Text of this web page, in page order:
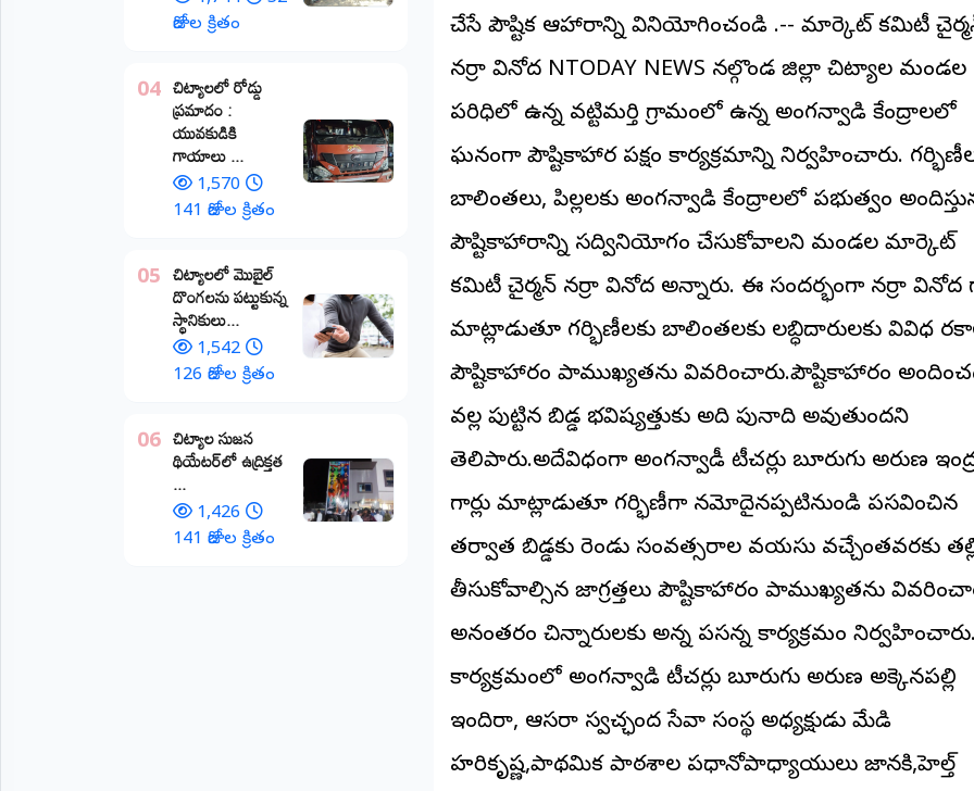
రోజుల క్రితం
04 చిట్యాలలో రోడ్డు
ప్రమాదం :
యువకుడికి
గాయాలు ​...
1,570
141 రోజుల క్రితం
05 చిట్యాలలో మొబైల్
దొంగలను పట్టుకున్న
స్థానికులు...
1,542
126 రోజుల క్రితం
06 చిట్యాల సుజన
థియేటర్‌లో ఉద్రిక్తత
...
1,426
141 రోజుల క్రితం
చేసే పౌష్టిక ఆహారాన్ని వినియోగించండి .-- మార్కెట్ కమిటీ
నర్రా వినోద NTODAY NEWS నల్గొండ జిల్లా చిట్యాల మండల
పరిధిలో ఉన్న వట్టిమర్తి గ్రామంలో ఉన్న అంగన్వాడి కేంద్రాలలో
ఘనంగా పౌష్టికాహార పక్షం కార్యక్రమాన్ని నిర్వహించారు.
బాలింతలు, పిల్లలకు అంగన్వాడి కేంద్రాలలో ప్రభుత్వం
పౌష్టికాహారాన్ని సద్వినియోగం చేసుకోవాలని మండల మార్కెట్
కమిటీ చైర్మన్ నర్రా వినోద అన్నారు. ఈ సందర్భంగా నర్రా వినోద
మాట్లాడుతూ గర్భిణీలకు బాలింతలకు లబ్ధిదారులకు వివిధ
పౌష్టికాహారం ప్రాముఖ్యతను వివరించారు.పౌష్టికాహారం
వల్ల పుట్టిన బిడ్డ భవిష్యత్తుకు అది పునాది అవుతుందని
తెలిపారు.అదేవిధంగా అంగన్వాడీ టీచర్లు బూరుగు అరుణ
గార్లు మాట్లాడుతూ గర్భిణీగా నమోదైనప్పటినుండి ప్రసవించిన
తర్వాత బిడ్డకు రెండు సంవత్సరాల వయసు వచ్చేంతవరకు
తీసుకోవాల్సిన జాగ్రత్తలు పౌష్టికాహారం ప్రాముఖ్యతను
అనంతరం చిన్నారులకు అన్న ప్రసన్న కార్యక్రమం
కార్యక్రమంలో అంగన్వాడి టీచర్లు బూరుగు అరుణ అక్కెనపల్లి
ఇందిరా, ఆసరా స్వచ్ఛంద సేవా సంస్థ అధ్యక్షుడు మేడి
హరికృష్ణ,ప్రాథమిక పాఠశాల ప్రధానోపాధ్యాయులు జానకి,హెల్త్